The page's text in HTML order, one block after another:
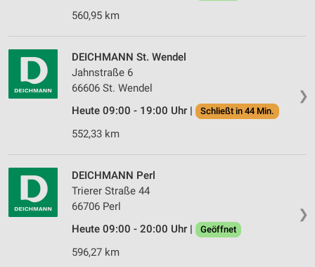
560,95 km
❯
DEICHMANN St. Wendel
Jahnstraße 6
66606 St. Wendel
Heute 09:00 - 19:00 Uhr |
Schließt in 44 Min.
552,33 km
❯
DEICHMANN Perl
Trierer Straße 44
66706 Perl
Heute 09:00 - 20:00 Uhr |
Geöffnet
596,27 km